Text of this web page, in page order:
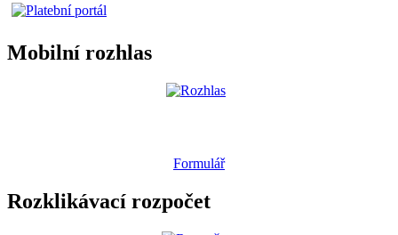
Mobilní rozhlas
Formulář
Rozklikávací rozpočet